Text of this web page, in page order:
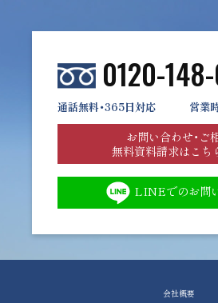
0120-
通話無料・365日対応 営業
お問い合わせ・ご
無料資料請求はこち
LINEでのお問
会社概要